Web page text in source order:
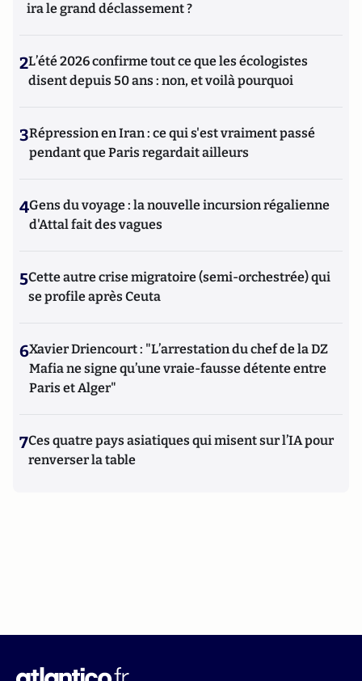
ira le grand déclassement ?
2L’été 2026 confirme tout ce que les écologistes
disent depuis 50 ans : non, et voilà pourquoi
3Répression en Iran : ce qui s'est vraiment passé
pendant que Paris regardait ailleurs
4Gens du voyage : la nouvelle incursion régalienne
d'Attal fait des vagues
5Cette autre crise migratoire (semi-orchestrée) qui
se profile après Ceuta
6Xavier Driencourt : "L’arrestation du chef de la DZ
Mafia ne signe qu’une vraie-fausse détente entre
Paris et Alger"
7Ces quatre pays asiatiques qui misent sur l’IA pour
renverser la table